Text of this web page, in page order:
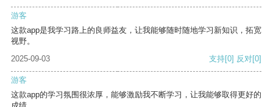
游客
这款app是我学习路上的良师益友，让我能够随时随地学习新知识，拓宽
视野。
2025-09-03
支持[0] 反对[0]
游客
这款app的学习氛围很浓厚，能够激励我不断学习，让我能够取得更好的